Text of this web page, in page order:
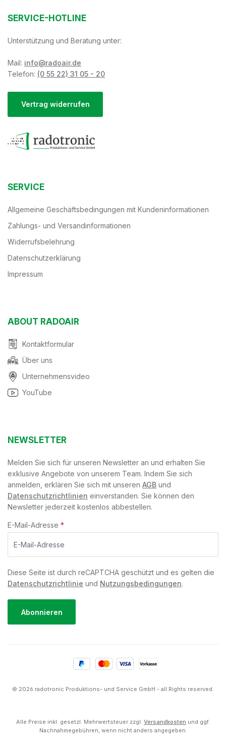
SERVICE-HOTLINE
Unterstützung und Beratung unter:
Mail: info@radoair.de
Telefon: (0 55 22) 31 05 - 20
Vertrag widerrufen
SERVICE
Allgemeine Geschäftsbedingungen mit Kundeninformationen
Zahlungs- und Versandinformationen
Widerrufsbelehrung
Datenschutzerklärung
Impressum
ABOUT RADOAIR
Kontaktformular
Über uns
Unternehmensvideo
YouTube
NEWSLETTER
Melden Sie sich für unseren Newsletter an und erhalten Sie
exklusive Angebote von unserem Team. Indem Sie sich
anmelden, erklären Sie sich mit unseren AGB und
Datenschutzrichtlinien einverstanden. Sie können den
Newsletter jederzeit kostenlos abbestellen.
E-Mail-Adresse *
Diese Seite ist durch reCAPTCHA geschützt und es gelten die
Datenschutzrichtlinie und Nutzungsbedingungen.
Abonnieren
© 2026 radotronic Produktions- und Service GmbH - all Rights reserved.
Alle Preise inkl. gesetzl. Mehrwertsteuer zzgl. Versandkosten und ggf.
Nachnahmegebühren, wenn nicht anders angegeben.